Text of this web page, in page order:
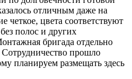
отличным даже на
четкое, цвета соответствуют
полос и других
бригада отдельно
Сотрудничество прошло
планируем размещать здесь